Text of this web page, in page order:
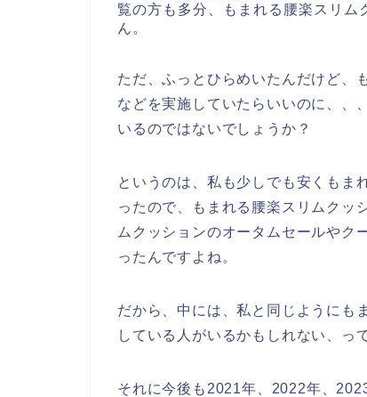
覧の方も多分、もまれる腰楽スリ
ん。
ただ、ふっとひらめいたんだけど、
などを実施していたらいいのに、、
いるのではないでしょうか？
というのは、私も少しでも安くもま
ったので、もまれる腰楽スリムクッ
ムクッションのオータムセールやク
ったんですよね。
だから、中には、私と同じようにも
している人がいるかもしれない、っ
それに今後も2021年、2022年、